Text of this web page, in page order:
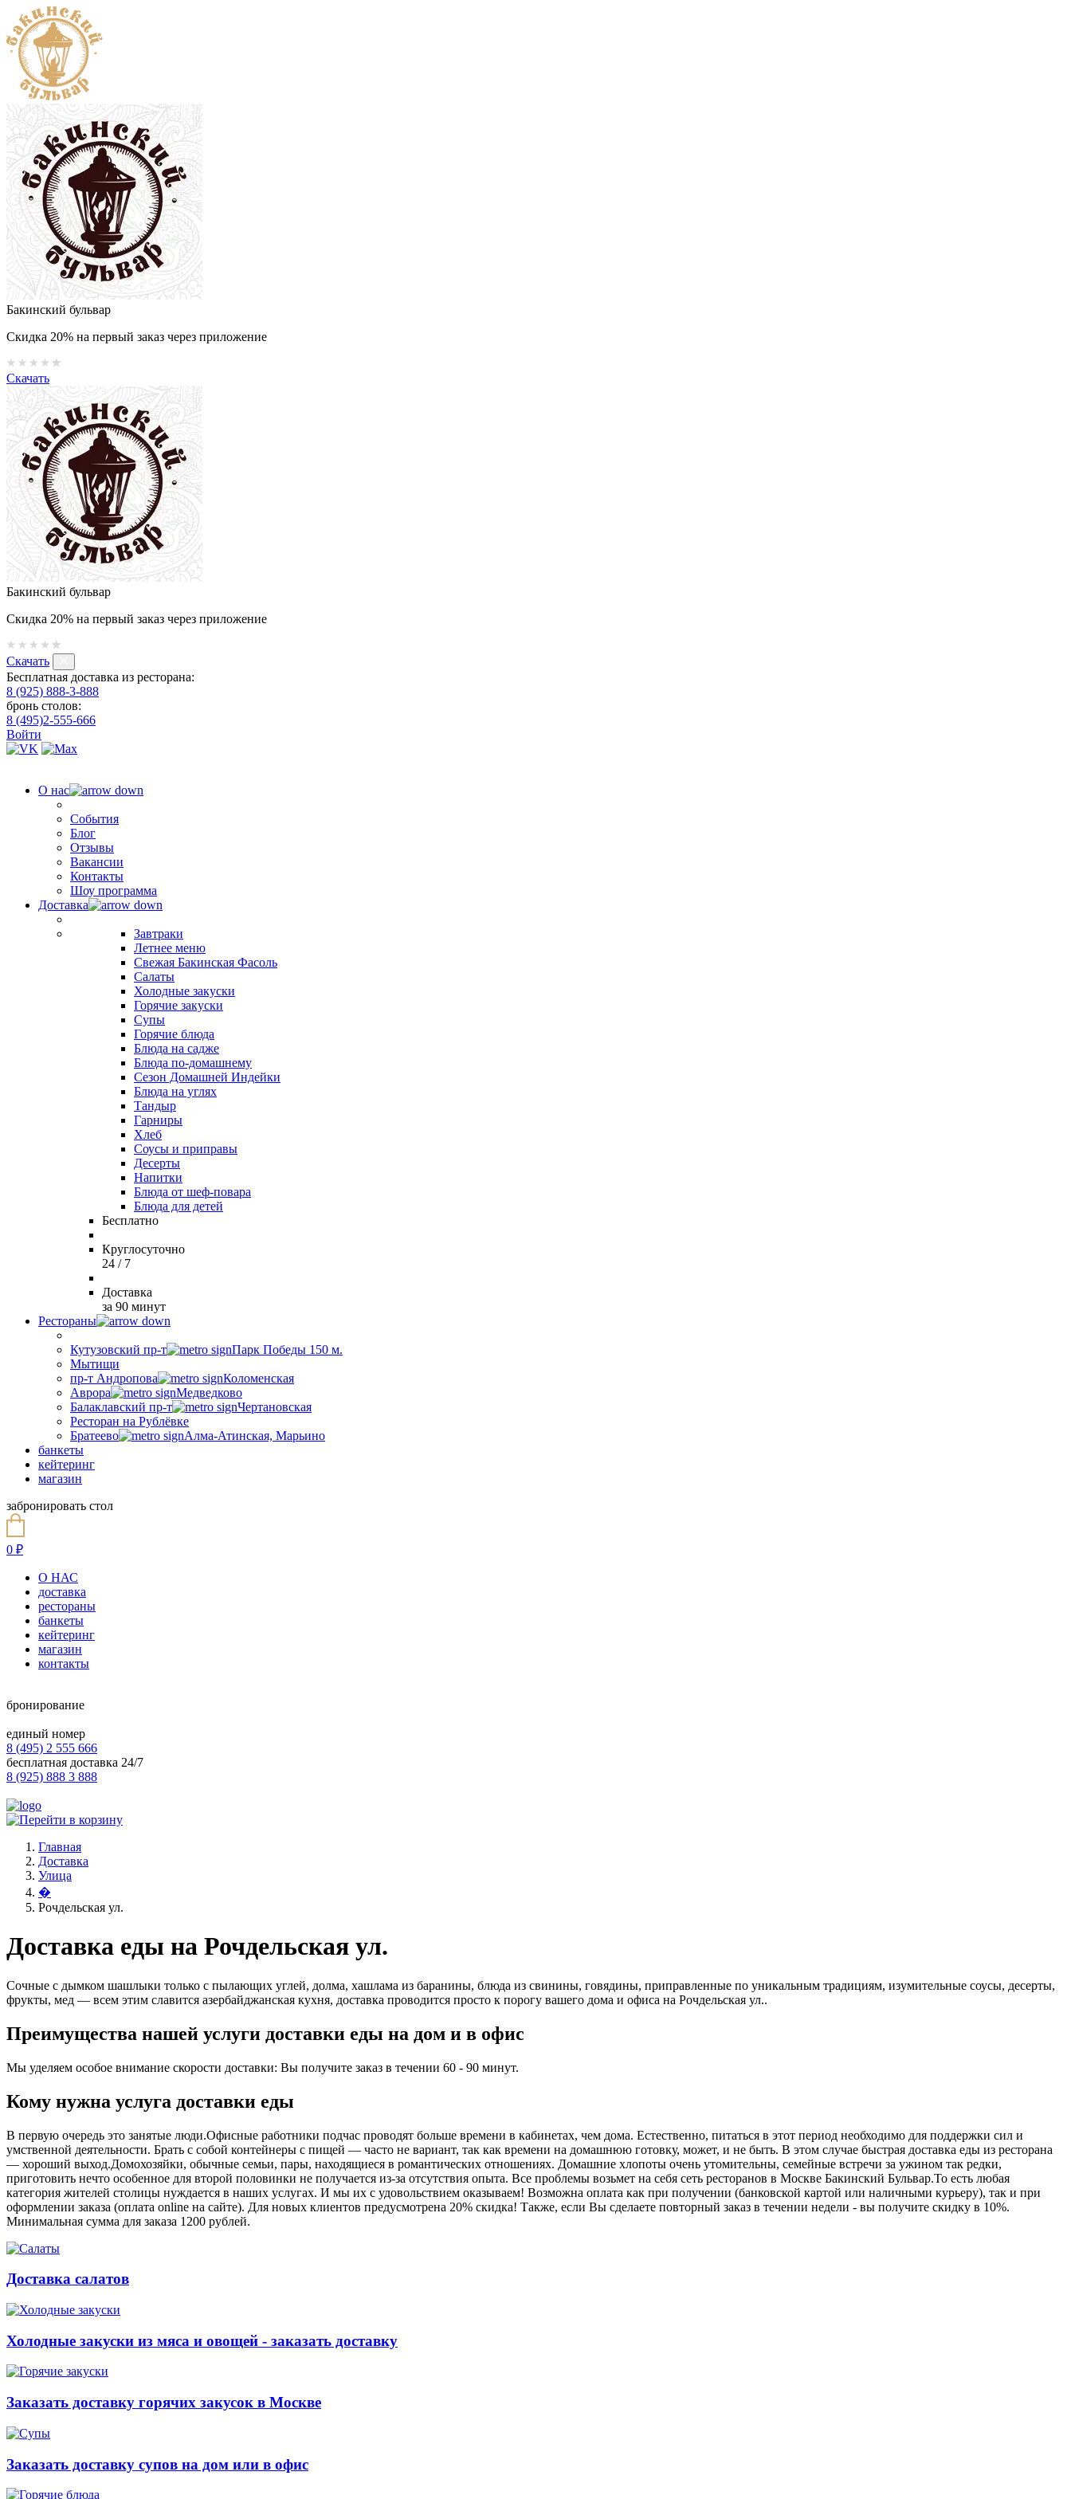
Бакинский бульвар
Скидка 20% на первый заказ через приложение
Скачать
Бакинский бульвар
Скидка 20% на первый заказ через приложение
Скачать
Бесплатная доставка из ресторана:
8 (925) 888-3-888
бронь столов:
8 (495)2-555-666
Войти
О нас
События
Блог
Отзывы
Вакансии
Контакты
Шоу программа
Доставка
Завтраки
Летнее меню
Свежая Бакинская Фасоль
Салаты
Холодные закуски
Горячие закуски
Супы
Горячие блюда
Блюда на садже
Блюда по-домашнему
Сезон Домашней Индейки
Блюда на углях
Тандыр
Гарниры
Хлеб
Соусы и приправы
Десерты
Напитки
Блюда от шеф-повара
Блюда для детей
Бесплатно
Круглосуточно
24 / 7
Доставка
за 90 минут
Рестораны
Кутузовский пр-т
Парк Победы 150 м.
Мытищи
пр-т Андропова
Коломенская
Аврора
Медведково
Балаклавский пр-т
Чертановская
Ресторан на Рублёвке
Братеево
Алма-Атинская, Марьино
банкеты
кейтеринг
магазин
забронировать стол
0 ₽
О НАС
доставка
рестораны
банкеты
кейтеринг
магазин
контакты
бронирование
единый номер
8 (495) 2 555 666
бесплатная доставка 24/7
8 (925) 888 3 888
Главная
Доставка
Улица
�
Рочдельская ул.
Доставка еды на Рочдельская ул.
Сочные с дымком шашлыки только с пылающих углей, долма, хашлама из баранины, блюда из свинины, говядины, приправленные по уникальным традициям, изумительные соусы, десерты,
фрукты, мед — всем этим славится азербайджанская кухня, доставка проводится просто к порогу вашего дома и офиса на Рочдельская ул..
Преимущества нашей услуги доставки еды на дом и в офис
Мы уделяем особое внимание скорости доставки: Вы получите заказ в течении 60 - 90 минут.
Кому нужна услуга доставки еды
В первую очередь это занятые люди.Офисные работники подчас проводят больше времени в кабинетах, чем дома. Естественно, питаться в этот период необходимо для поддержки сил и
умственной деятельности. Брать с собой контейнеры с пищей ― часто не вариант, так как времени на домашнюю готовку, может, и не быть. В этом случае быстрая доставка еды из ресторана
― хороший выход.Домохозяйки, обычные семьи, пары, находящиеся в романтических отношениях. Домашние хлопоты очень утомительны, семейные встречи за ужином так редки,
приготовить нечто особенное для второй половинки не получается из-за отсутствия опыта. Все проблемы возьмет на себя сеть ресторанов в Москве Бакинский Бульвар.То есть любая
категория жителей столицы нуждается в наших услугах. И мы их с удовольствием оказываем! Возможна оплата как при получении (банковской картой или наличными курьеру), так и при
оформлении заказа (оплата online на сайте). Для новых клиентов предусмотрена 20% скидка! Также, если Вы сделаете повторный заказ в течении недели - вы получите скидку в 10%.
Минимальная сумма для заказа 1200 рублей.
Доставка салатов
Холодные закуски из мяса и овощей - заказать доставку
Заказать доставку горячих закусок в Москве
Заказать доставку супов на дом или в офис